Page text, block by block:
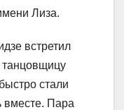
Лиза.
встретил
стали
вместе. Пара